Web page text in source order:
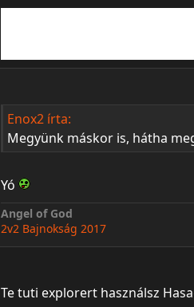
Enox2 írta:
Megyünk máskor is, hátha
Yó
Angel of God
2v2 Bajnokság 2017
Te tuti explorert használsz